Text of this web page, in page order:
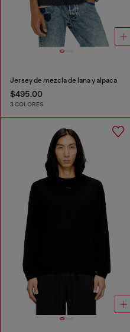
Jersey de mezcla de lana y alpaca
$495.00
3 COLORES